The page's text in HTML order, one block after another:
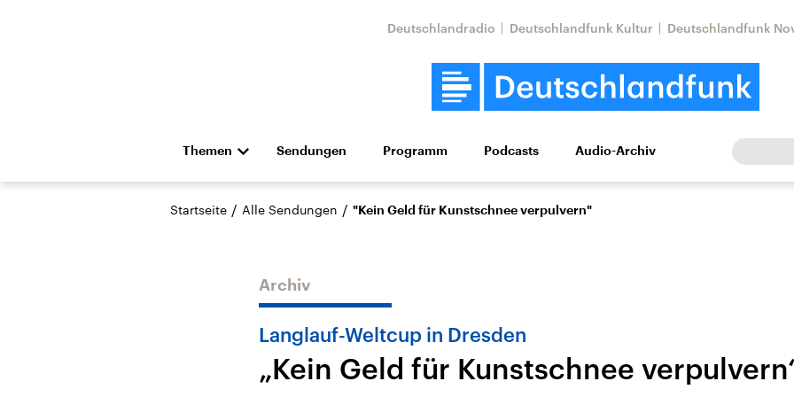
Deutschlandradio Deutschlandfunk Kultur Deutschlandfunk
Themen
Die Nachrichten Politik Wirtschaft Wissen Kultur Europa
Hörspiel und Feature Musik
Landtagswahl Sachsen-
Anhalt 2026
USA
Nahostkonflikt
Iran
Aktuelle Lage und
Sendungen Programm Podcasts Audio-Archiv
Startseite / Alle Sendungen / "Kein Geld für Kunstschnee verpulvern"
Archiv
Langlauf-Weltcup in Dresden
„Kein Geld für Kunstschnee